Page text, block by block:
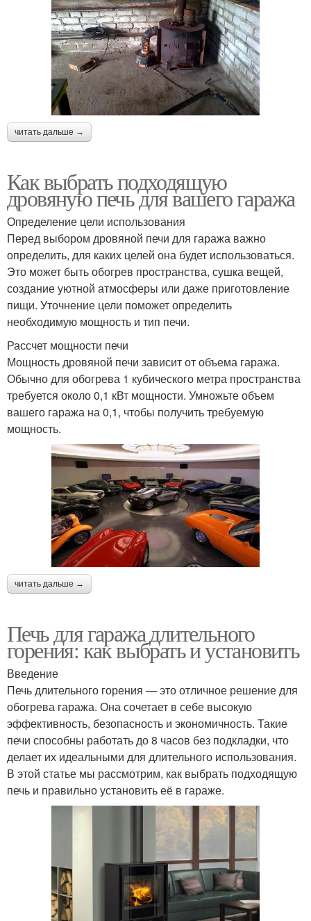
читать дальше →
Как выбрать подходящую
дровяную печь для вашего гаража
Определение цели использования
Перед выбором дровяной печи для гаража важно
определить, для каких целей она будет использоваться.
Это может быть обогрев пространства, сушка вещей,
создание уютной атмосферы или даже приготовление
пищи. Уточнение цели поможет определить
необходимую мощность и тип печи.
Рассчет мощности печи
Мощность дровяной печи зависит от объема гаража.
Обычно для обогрева 1 кубического метра пространства
требуется около 0,1 кВт мощности. Умножьте объем
вашего гаража на 0,1, чтобы получить требуемую
мощность.
читать дальше →
Печь для гаража длительного
горения: как выбрать и установить
Введение
Печь длительного горения — это отличное решение для
обогрева гаража. Она сочетает в себе высокую
эффективность, безопасность и экономичность. Такие
печи способны работать до 8 часов без подкладки, что
делает их идеальными для длительного использования.
В этой статье мы рассмотрим, как выбрать подходящую
печь и правильно установить её в гараже.